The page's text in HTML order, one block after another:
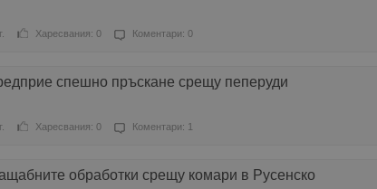
Харесвания: 0 Коментари: 0
спешно пръскане срещу пеперуди
Харесвания: 0 Коментари: 1
обработки срещу комари в Русенско